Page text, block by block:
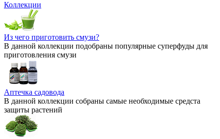
Коллекции
Из чего приготовить смузи?
В данной коллекции подобраны популярные суперфуды для
приготовления смузи
Аптечка садовода
В данной коллекции собраны самые необходимые средста
защиты растений